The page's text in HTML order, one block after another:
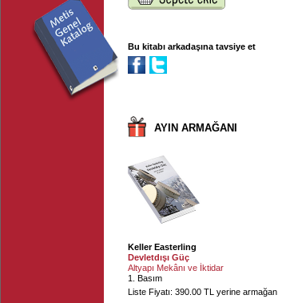
Bu kitabı arkadaşına tavsiye et
AYIN ARMAĞANI
Keller Easterling
Devletdışı Güç
Altyapı Mekânı ve İktidar
1. Basım
Liste Fiyatı: 390.00 TL yerine armağan